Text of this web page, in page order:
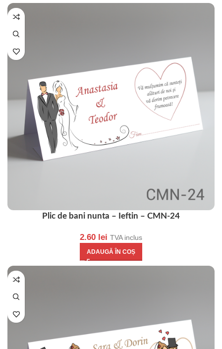
Plic de bani nunta – Ieftin – CMN-24
2.60 lei TVA inclus
ADAUGĂ ÎN COȘ